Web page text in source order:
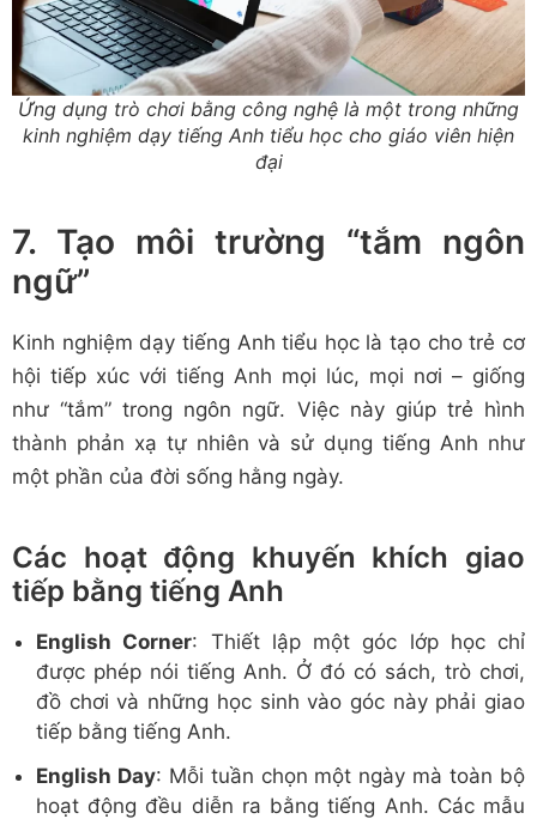
Ứng dụng trò chơi bằng công nghệ là một trong những
kinh nghiệm dạy tiếng Anh tiểu học cho giáo viên hiện
đại
7. Tạo môi trường “tắm ngôn
ngữ”
Kinh nghiệm dạy tiếng Anh tiểu học là tạo cho trẻ cơ
hội tiếp xúc với tiếng Anh mọi lúc, mọi nơi – giống
như “tắm” trong ngôn ngữ. Việc này giúp trẻ hình
thành phản xạ tự nhiên và sử dụng tiếng Anh như
một phần của đời sống hằng ngày.
Các hoạt động khuyến khích giao
tiếp bằng tiếng Anh
English Corner: Thiết lập một góc lớp học chỉ
được phép nói tiếng Anh. Ở đó có sách, trò chơi,
đồ chơi và những học sinh vào góc này phải giao
tiếp bằng tiếng Anh.
English Day: Mỗi tuần chọn một ngày mà toàn bộ
hoạt động đều diễn ra bằng tiếng Anh. Các mẫu